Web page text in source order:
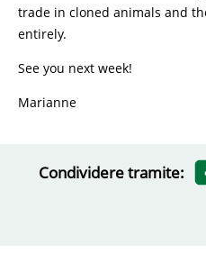
trade in cloned animals and
entirely.
See you next week!
Marianne
Condividere tramite: